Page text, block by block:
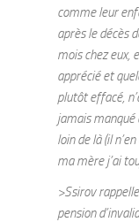
comme leur
après le décès
mois chez eux,
apprécié et
plutôt effacé,
jamais manqué
loin de là (il
ma mère j’ai
>Ssirov
pension